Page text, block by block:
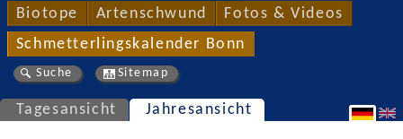
Biotope Artenschwund Fotos & Videos
Schmetterlingskalender Bonn
Suche Sitemap
Tagesansicht Jahresansicht